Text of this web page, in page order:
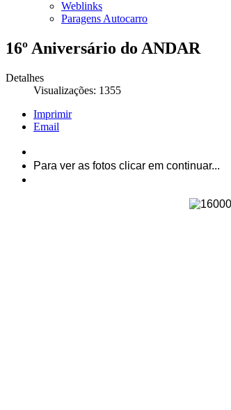
Weblinks
Paragens Autocarro
16º Aniversário do ANDAR
Detalhes
Visualizações: 1355
Imprimir
Email
Para ver as fotos clicar em continuar...